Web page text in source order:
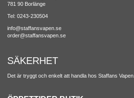
781 90 Borlänge
Tel: 0243-230504
info@staffansvapen.se
order@staffansvapen.se
SÄKERHET
Det är tryggt och enkelt att handla hos Staffans Vapen.